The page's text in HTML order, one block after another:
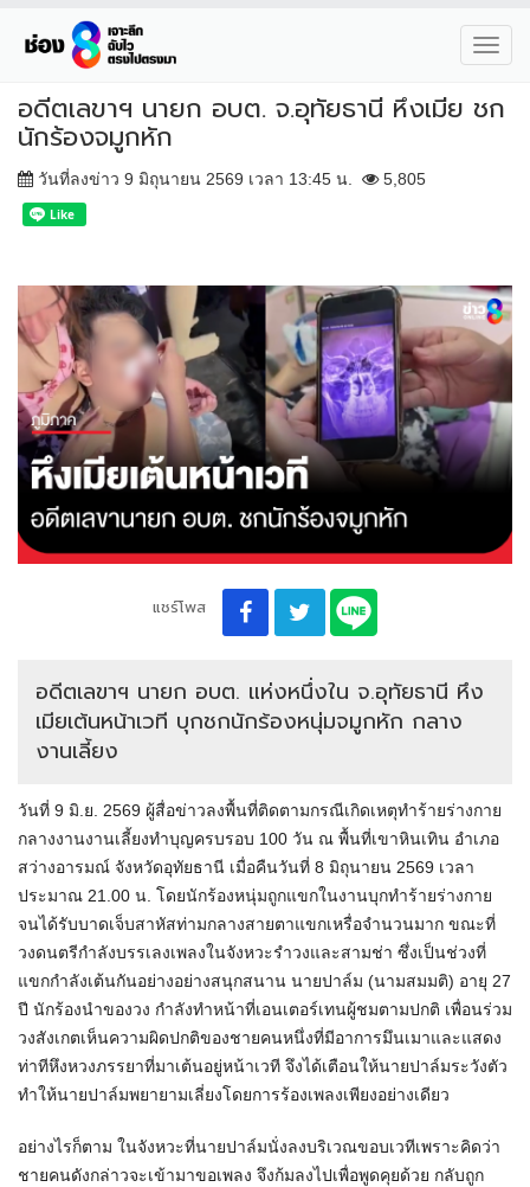
อดีตเลขาฯ นายก อบต. จ.อุทัยธานี หึงเมีย ชก
นักร้องจมูกหัก
วันที่ลงข่าว 9 มิถุนายน 2569 เวลา 13:45 น. 5,805
แชร์โพส
อดีตเลขาฯ นายก อบต. แห่งหนึ่งใน จ.อุทัยธานี หึง
เมียเต้นหน้าเวที บุกชกนักร้องหนุ่มจมูกหัก กลาง
งานเลี้ยง
วันที่ 9 มิ.ย. 2569 ผู้สื่อข่าวลงพื้นที่ติดตามกรณีเกิดเหตุทำร้ายร่างกาย
กลางงานงานเลี้ยงทำบุญครบรอบ 100 วัน ณ พื้นที่เขาหินเทิน อำเภอ
สว่างอารมณ์ จังหวัดอุทัยธานี เมื่อคืนวันที่ 8 มิถุนายน 2569 เวลา
ประมาณ 21.00 น. โดยนักร้องหนุ่มถูกแขกในงานบุกทำร้ายร่างกาย
จนได้รับบาดเจ็บสาหัสท่ามกลางสายตาแขกเหรื่อจำนวนมาก ขณะที่
วงดนตรีกำลังบรรเลงเพลงในจังหวะรำวงและสามช่า ซึ่งเป็นช่วงที่
แขกกำลังเต้นกันอย่างอย่างสนุกสนาน นายปาล์ม (นามสมมติ) อายุ 27
ปี นักร้องนำของวง กำลังทำหน้าที่เอนเตอร์เทนผู้ชมตามปกติ เพื่อนร่วม
วงสังเกตเห็นความผิดปกติของชายคนหนึ่งที่มีอาการมึนเมาและแสดง
ท่าทีหึงหวงภรรยาที่มาเต้นอยู่หน้าเวที จึงได้เตือนให้นายปาล์มระวังตัว
ทำให้นายปาล์มพยายามเลี่ยงโดยการร้องเพลงเพียงอย่างเดียว
อย่างไรก็ตาม ในจังหวะที่นายปาล์มนั่งลงบริเวณขอบเวทีเพราะคิดว่า
ชายคนดังกล่าวจะเข้ามาขอเพลง จึงก้มลงไปเพื่อพูดคุยด้วย กลับถูก